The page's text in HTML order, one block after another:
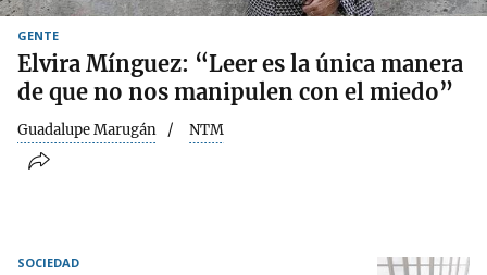
GENTE
Elvira Mínguez: “Leer es la única manera
de que no nos manipulen con el miedo”
Guadalupe Marugán NTM
SOCIEDAD